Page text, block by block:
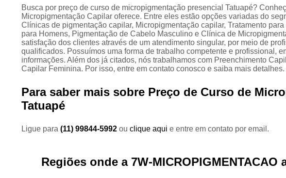
Busca por preço de curso de micropigmentação presencial Tatuapé?
Micropigmentação Capilar oferece. Entre eles estão opções variadas do
Clínicas de pigmentação capilar, Micropigmentação capilar, Tratamento
para Homens, Pigmentação de Cabelo Masculino e Clínica de
satisfação dos clientes através de um atendimento singular, por meio de
qualificados. Possuímos uma forma de trabalho competente e profissional,
informações. Além dos já citados, nós trabalhamos com Preenchimento
Capilar Feminina. Por isso, entre em contato conosco e saiba mais detalhes.
Para saber mais sobre Preço de Curso de
Tatuapé
Ligue para (11) 99844-5992 ou clique aqui e entre em contato por email.
Regiões onde a 7W-MICROPIGMENTACAO